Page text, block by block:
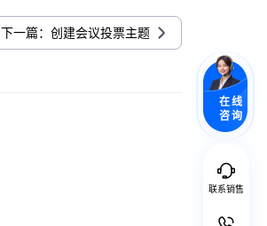
在线
咨询
联系销售
下一篇：创建会议投票主题